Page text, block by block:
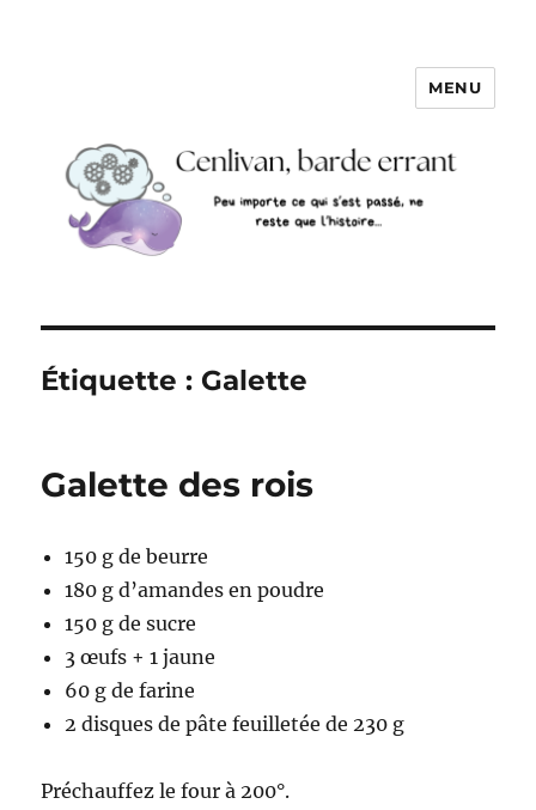
MENU
Étiquette : Galette
Galette des rois
150 g de beurre
180 g d’amandes en poudre
150 g de sucre
3 œufs + 1 jaune
60 g de farine
2 disques de pâte feuilletée de 230 g
Préchauffez le four à 200°.